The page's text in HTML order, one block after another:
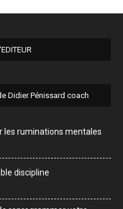
Didier Pénissard coach
les ruminations mentales
discipline